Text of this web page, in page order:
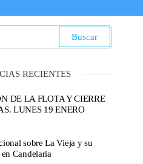
RECIENTES
DE LA FLOTA Y CIERRE
LUNES 19 ENERO
sobre La Vieja y su
Candelaria